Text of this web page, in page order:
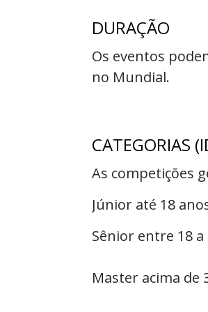
DURAÇÃO
Os eventos
no Mundial.
CATEGORIAS
As competições
Júnior até 18
Sênior entre 18 a
Master acima de